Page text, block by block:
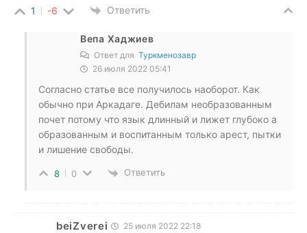
1 -6 Ответить
Вепа Хаджиев
Ответ для Туркменозавр
26 июля 2022 05:41
Согласно статье все получилось наоборот. Как
обычно при Аркадаге. Дебилам необразованным
почет потому что язык длинный и лижет глубоко а
образованным и воспитанным только арест, пытки
и лишение свободы.
8 0 Ответить
beiZverei 25 июля 2022 22:18